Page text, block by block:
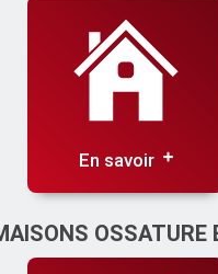
En savoir
OSSATURE